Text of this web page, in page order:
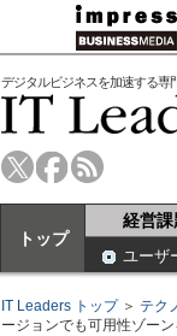
デジタルビジネスを加速する専
トップ
経営課
ユーザ
IT Leaders トップ＞ テク
ージョンでも可用性ゾー